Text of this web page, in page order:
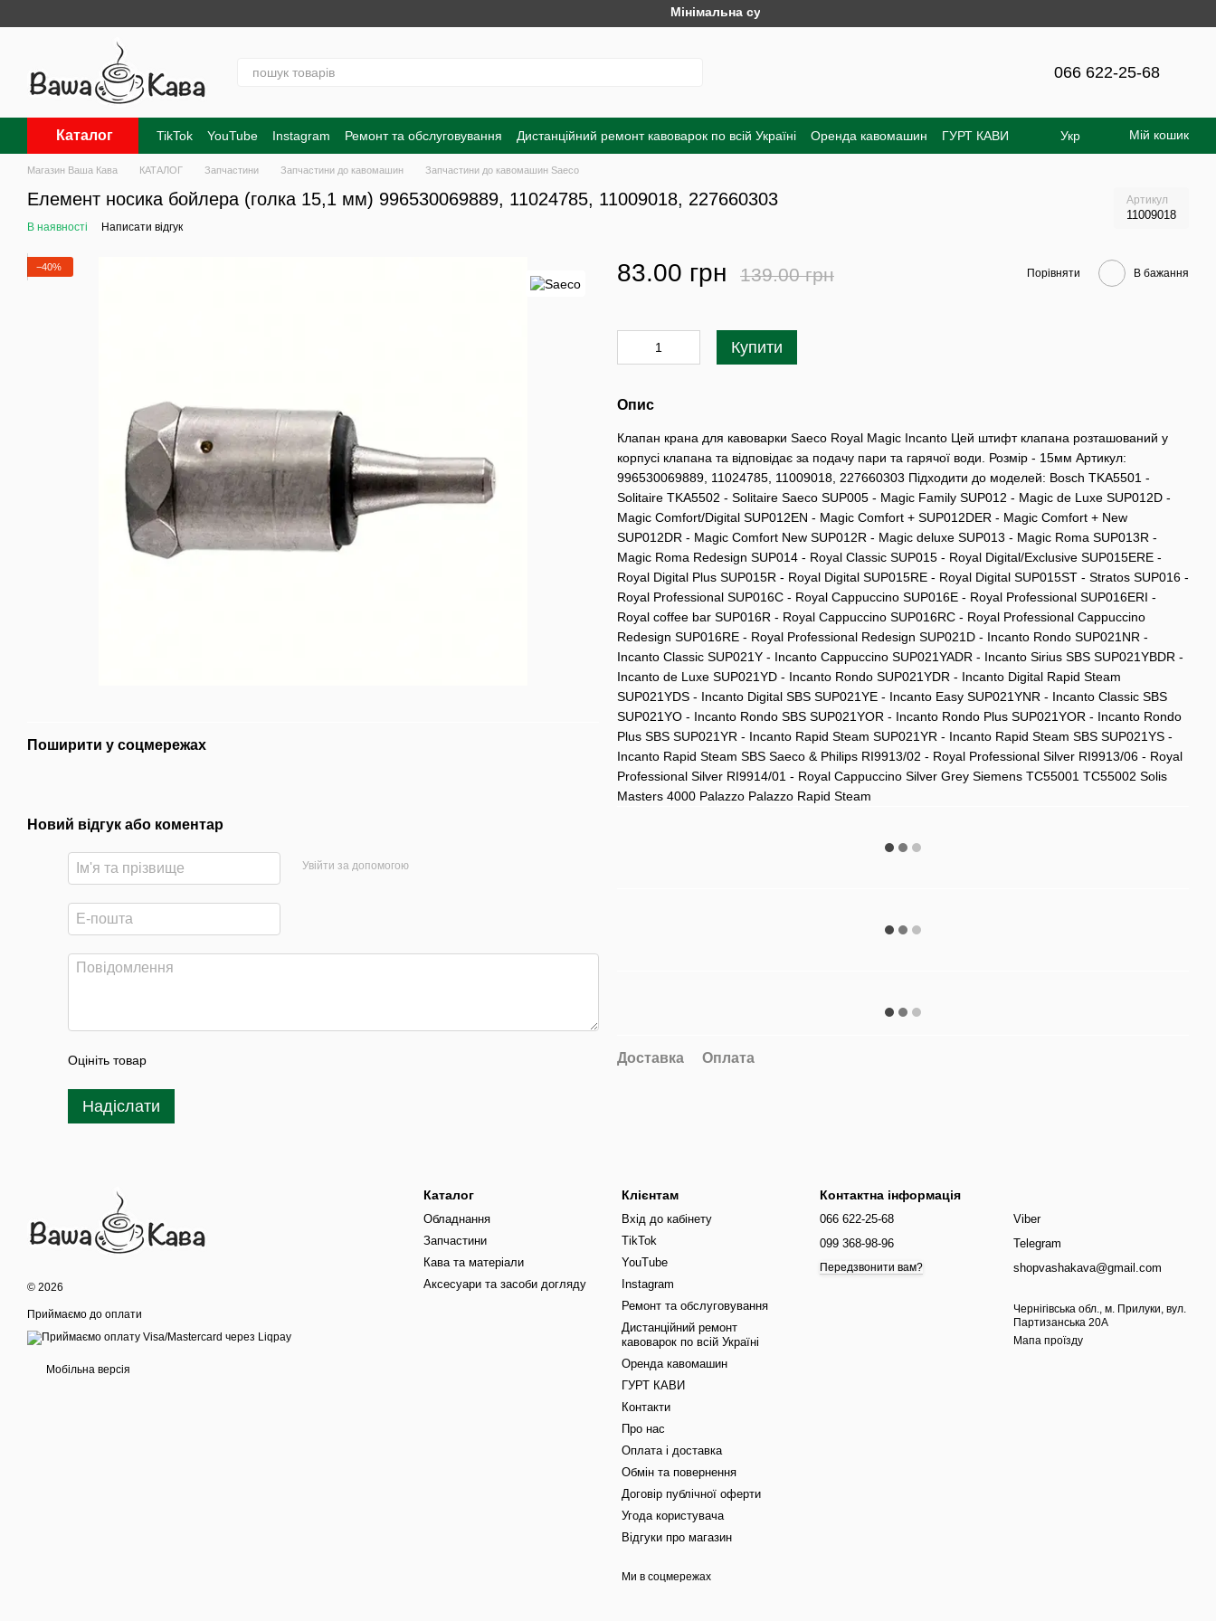
Мінімальна сума замовлення на сайті - 300 грн!
066 622-25-68
Каталог TikTok YouTube Instagram Ремонт та обслуговування Дистанційний ремонт кавоварок по всій Україні Оренда кавомашин
ГУРТ КАВИ
Контакти
Про нас Оплата і доставка Обмін та повернення Договір публічної оферти Угода користувача Відгуки про магазин
Укр Мій кошик
Магазин Ваша Кава КАТАЛОГ Запчастини Запчастини до кавомашин Запчастини до кавомашин Saeco
Елемент носика бойлера (голка 15,1 мм) 996530069889, 11024785, 11009018, 227660303 Артикул
11009018
В наявності Написати відгук
−40%
Поширити у соцмережах
Новий відгук або коментар
Увійти за допомогою
Оцініть товар
Надіслати
83.00 грн 139.00 грн Порівняти В бажання
Купити
Опис
Клапан крана для кавоварки Saeco Royal Magic Incanto Цей штифт клапана розташований у
корпусі клапана та відповідає за подачу пари та гарячої води. Розмір - 15мм Артикул:
996530069889, 11024785, 11009018, 227660303 Підходити до моделей: Bosch TKA5501 -
Solitaire TKA5502 - Solitaire Saeco SUP005 - Magic Family SUP012 - Magic de Luxe SUP012D -
Magic Comfort/Digital SUP012EN - Magic Comfort + SUP012DER - Magic Comfort + New
SUP012DR - Magic Comfort New SUP012R - Magic deluxe SUP013 - Magic Roma SUP013R -
Magic Roma Redesign SUP014 - Royal Classic SUP015 - Royal Digital/Exclusive SUP015ERE -
Royal Digital Plus SUP015R - Royal Digital SUP015RE - Royal Digital SUP015ST - Stratos SUP016 -
Royal Professional SUP016C - Royal Cappuccino SUP016E - Royal Professional SUP016ERI -
Royal coffee bar SUP016R - Royal Cappuccino SUP016RC - Royal Professional Cappuccino
Redesign SUP016RE - Royal Professional Redesign SUP021D - Incanto Rondo SUP021NR -
Incanto Classic SUP021Y - Incanto Cappuccino SUP021YADR - Incanto Sirius SBS SUP021YBDR -
Incanto de Luxe SUP021YD - Incanto Rondo SUP021YDR - Incanto Digital Rapid Steam
SUP021YDS - Incanto Digital SBS SUP021YE - Incanto Easy SUP021YNR - Incanto Classic SBS
SUP021YO - Incanto Rondo SBS SUP021YOR - Incanto Rondo Plus SUP021YOR - Incanto Rondo
Plus SBS SUP021YR - Incanto Rapid Steam SUP021YR - Incanto Rapid Steam SBS SUP021YS -
Incanto Rapid Steam SBS Saeco & Philips RI9913/02 - Royal Professional Silver RI9913/06 - Royal
Professional Silver RI9914/01 - Royal Cappuccino Silver Grey Siemens TC55001 TC55002 Solis
Masters 4000 Palazzo Palazzo Rapid Steam
Доставка Оплата
© 2026
Приймаємо до оплати
Мобільна версія
Каталог
Обладнання
Запчастини
Кава та матеріали
Аксесуари та засоби догляду
Клієнтам
Вхід до кабінету
TikTok
YouTube
Instagram
Ремонт та обслуговування
Дистанційний ремонт
кавоварок по всій Україні
Оренда кавомашин
ГУРТ КАВИ
Контакти
Про нас
Оплата і доставка
Обмін та повернення
Договір публічної оферти
Угода користувача
Відгуки про магазин
Ми в соцмережах
Контактна інформація
066 622-25-68
099 368-98-96
Передзвонити вам?
Viber
Telegram
shopvashakava@gmail.com
Чернігівська обл., м. Прилуки, вул.
Партизанська 20А
Мапа проїзду